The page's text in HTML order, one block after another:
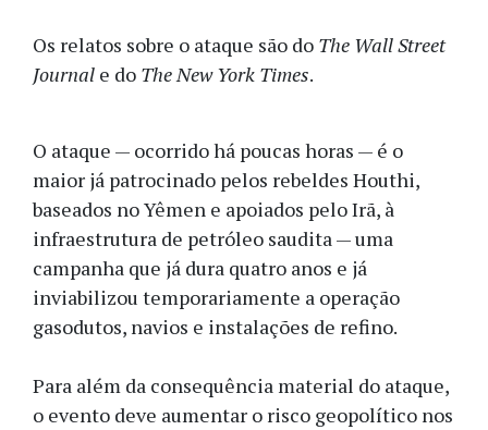
Os relatos sobre o ataque são do The Wall Street
Journal e do The New York Times.
O ataque — ocorrido há poucas horas — é o
maior já patrocinado pelos rebeldes Houthi,
baseados no Yêmen e apoiados pelo Irã, à
infraestrutura de petróleo saudita — uma
campanha que já dura quatro anos e já
inviabilizou temporariamente a operação
gasodutos, navios e instalações de refino.
Para além da consequência material do ataque,
o evento deve aumentar o risco geopolítico nos